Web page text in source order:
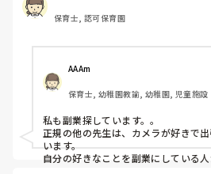
保育士, 認可保育園
AAAm
保育士, 幼稚園教諭, 幼稚園, 児童施設
私も副業探しています。。
正規の他の先生は、カメラが好きで
います。
自分の好きなことを副業にしている人